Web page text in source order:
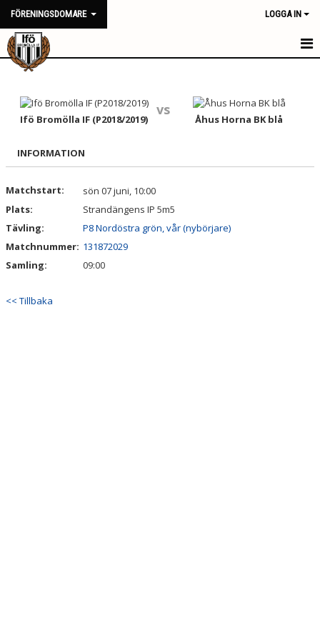
FÖRENINGSDOMARE LOGGA IN
HEM
NYHETER
TRUPPEN
BILDGALLERI
DOKUMENT
Ifö Bromölla IF (P2018/2019)
vs
Åhus Horna BK blå
INFORMATION
Matchstart:
sön 07 juni, 10:00
Plats:
Strandängens IP 5m5
Tävling:
P8 Nordöstra grön, vår (nybörjare)
Matchnummer: 131872029
Samling:
09:00
<< Tillbaka